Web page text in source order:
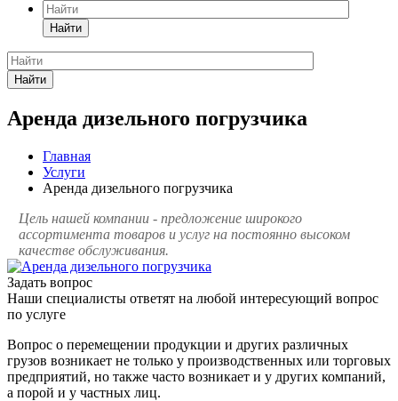
Найти
Найти
Аренда дизельного погрузчика
Главная
Услуги
Аренда дизельного погрузчика
Цель нашей компании - предложение широкого
ассортимента товаров и услуг на постоянно высоком
качестве обслуживания.
Задать вопрос
Наши специалисты ответят на любой интересующий вопрос
по услуге
Вопрос о перемещении продукции и других различных
грузов возникает не только у производственных или торговых
предприятий, но также часто возникает и у других компаний,
а порой и у частных лиц.